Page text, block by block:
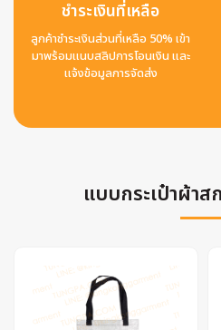
ชำระเงินที่เหลือ
ลูกค้าชำระเงินส่วนที่เหลือ 50% เข้า
มาพร้อมแนบสลิปการโอนเงิน และ
แจ้งข้อมูลการจัดส่ง
แบบกระเป๋าผ้า